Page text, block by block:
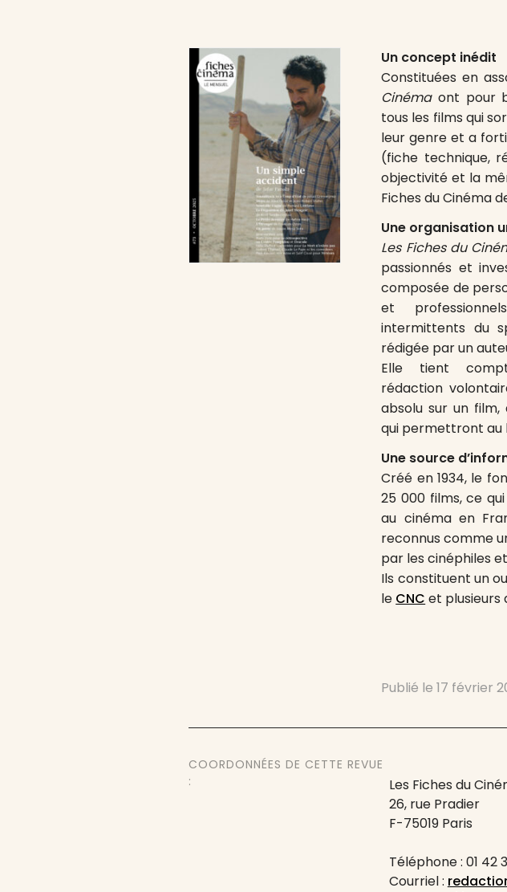
Un concept inédit
Constituées en
Cinémaont pour
tous les films qui
leur genre et a
(fiche technique,
objectivité et la
Fiches du Cinéma
Une organisation
Les Fiches du
passionnés et
composée de
et
intermittents du
rédigée par un
Elle tient
rédaction
absolu sur un
qui permettront au
Une source
Créé en 1934, le
25 000 films, ce
au cinéma en
reconnus comme
par les cinéphiles
Ils constituent un
le CNC et plusieurs
Publié le17 février
COORDONNÉES DE CETTE REVUE
:
Les Fiches du
26, rue Pradier
F-75019 Paris
Téléphone : 01 42
Courriel :